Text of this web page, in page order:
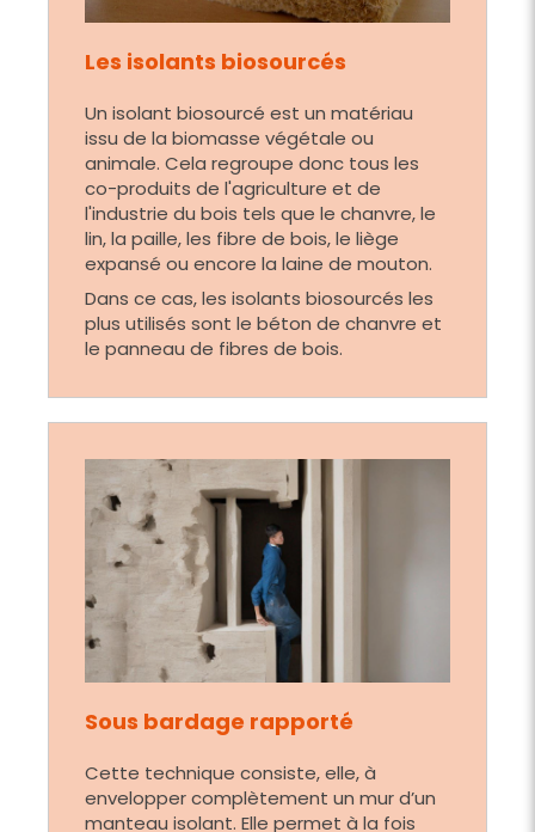
Les isolants biosourcés
Un isolant biosourcé est un matériau
issu de la biomasse végétale ou
animale. Cela regroupe donc tous les
co-produits de l'agriculture et de
l'industrie du bois tels que le chanvre, le
lin, la paille, les fibre de bois, le liège
expansé ou encore la laine de mouton.
Dans ce cas, les isolants biosourcés les
plus utilisés sont le béton de chanvre et
le panneau de fibres de bois.
Sous bardage rapporté
Cette technique consiste, elle, à
envelopper complètement un mur d’un
manteau isolant. Elle permet à la fois